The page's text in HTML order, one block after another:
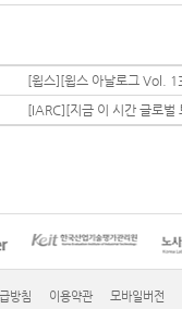
[윕스][윕스 아날로그 Vol.
[IARC][지금 이 시간 글로벌
방침 이용약관 모바일버전